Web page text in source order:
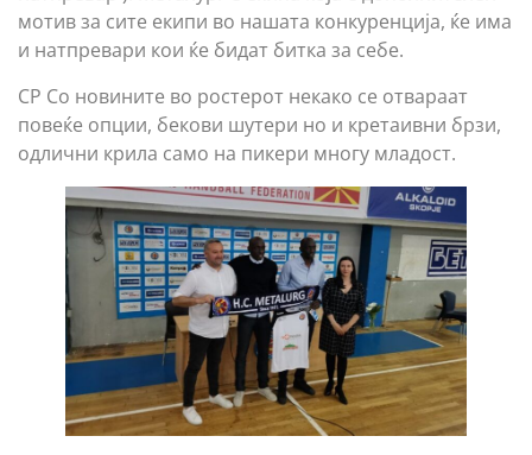
мотив за сите екипи во нашата конкуренција, ќе има
и натпревари кои ќе бидат битка за себе.
СР Со новините во ростерот некако се отвараат
повеќе опции, бекови шутери но и кретаивни брзи,
одлични крила само на пикери многу младост.